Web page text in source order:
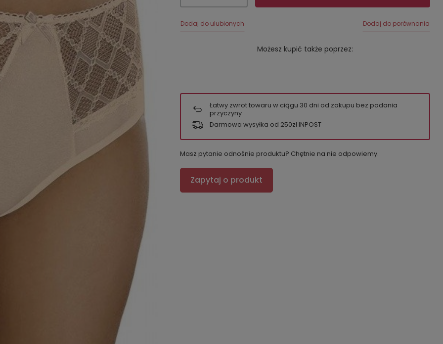
Dodaj do ulubionych Dodaj do porównania
Możesz kupić także poprzez:
Łatwy zwrot towaru w ciągu 30 dni od zakupu bez podania
przyczyny
Darmowa wysyłka od 250zł INPOST
Masz pytanie odnośnie produktu? Chętnie na nie odpowiemy.
Zapytaj o produkt